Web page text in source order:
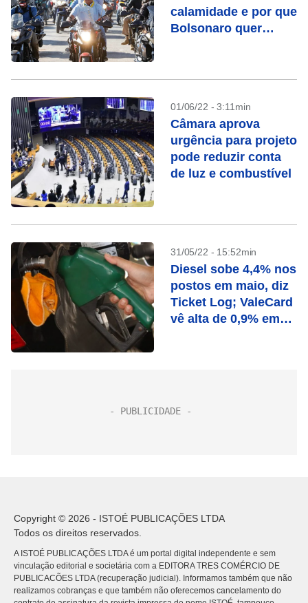
calamidade e por que
Bolsonaro quer
01/06/22 - 3:11min
Câmara aprova
urgência para projeto
pode reduzir conta
de luz e combustível
31/05/22 - 15:52min
Diesel sobe 4,4% nos
postos em maio, diz
Ticket Log; ValeCard
vê alta de 0,9% em
Copyright © 2026 - ISTOÉ PUBLICAÇÕES LTDA
Todos os direitos reservados.
A ISTOÉ PUBLICAÇÕES LTDA é um portal digital independente e sem
vinculação editorial e societária com a EDITORA TRES COMÉRCIO DE
PUBLICACÕES LTDA (recuperação judicial). Informamos também que não
realizamos cobranças e que também não oferecemos cancelamento do